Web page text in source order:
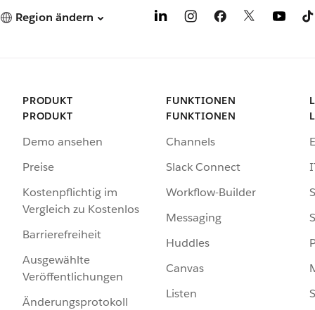
Region ändern
PRODUKT
PRODUKT
Demo ansehen
Preise
Kostenpflichtig im
Vergleich zu Kostenlos
Barrierefreiheit
Ausgewählte
Veröffentlichungen
Änderungsprotokoll
FUNKTIONEN
FUNKTIONEN
Channels
Slack Connect
Workflow-Builder
Messaging
Huddles
Canvas
Listen